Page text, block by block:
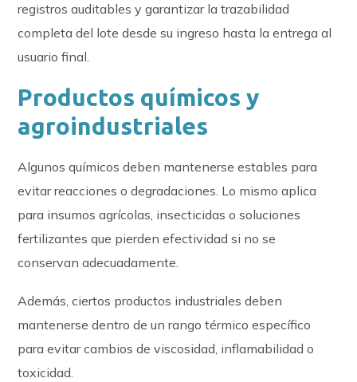
registros auditables y garantizar la trazabilidad
completa del lote desde su ingreso hasta la entrega al
usuario final.
Productos químicos y
agroindustriales
Algunos químicos deben mantenerse estables para
evitar reacciones o degradaciones. Lo mismo aplica
para insumos agrícolas, insecticidas o soluciones
fertilizantes que pierden efectividad si no se
conservan adecuadamente.
Además, ciertos productos industriales deben
mantenerse dentro de un rango térmico específico
para evitar cambios de viscosidad, inflamabilidad o
toxicidad.